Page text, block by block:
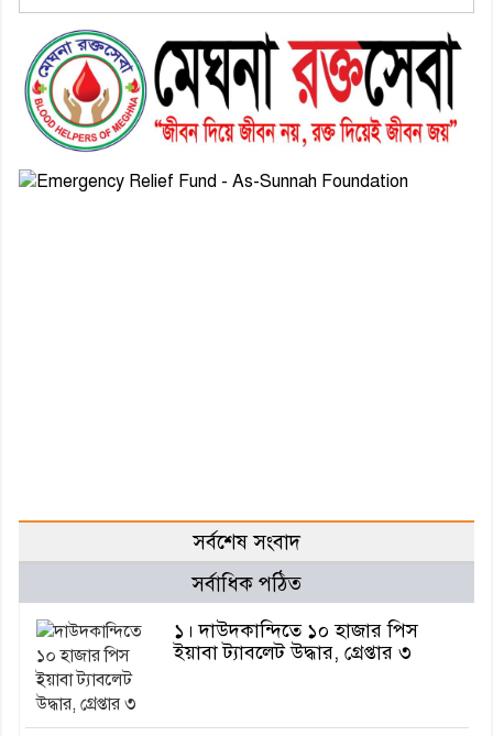
সর্বশেষ সংবাদ
সর্বাধিক পঠিত
১। দাউদকান্দিতে ১০ হাজার পিস
ইয়াবা ট্যাবলেট উদ্ধার, গ্রেপ্তার ৩